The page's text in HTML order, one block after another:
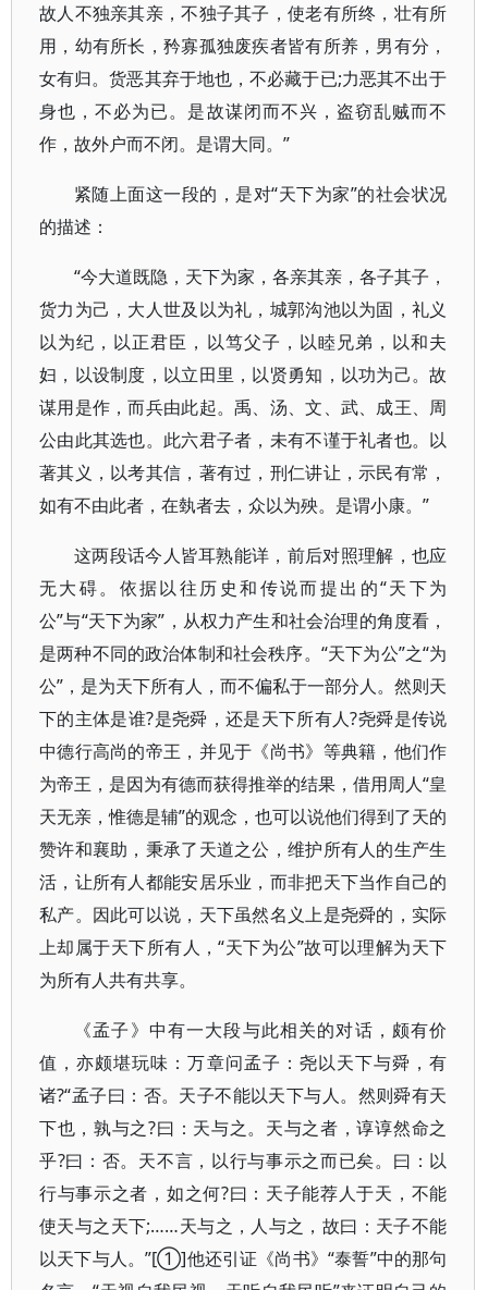
故人不独亲其亲，不独子其子，使老有所终，壮有所
用，幼有所长，矜寡孤独废疾者皆有所养，男有分，
女有归。货恶其弃于地也，不必藏于已;力恶其不出于
身也，不必为已。是故谋闭而不兴，盗窃乱贼而不
作，故外户而不闭。是谓大同。”
紧随上面这一段的，是对“天下为家”的社会状况
的描述：
“今大道既隐，天下为家，各亲其亲，各子其子，
货力为己，大人世及以为礼，城郭沟池以为固，礼义
以为纪，以正君臣，以笃父子，以睦兄弟，以和夫
妇，以设制度，以立田里，以贤勇知，以功为己。故
谋用是作，而兵由此起。禹、汤、文、武、成王、周
公由此其选也。此六君子者，未有不谨于礼者也。以
著其义，以考其信，著有过，刑仁讲让，示民有常，
如有不由此者，在埶者去，众以为殃。是谓小康。”
这两段话今人皆耳熟能详，前后对照理解，也应
无大碍。依据以往历史和传说而提出的“天下为
公”与“天下为家”，从权力产生和社会治理的角度看，
是两种不同的政治体制和社会秩序。“天下为公”之“为
公”，是为天下所有人，而不偏私于一部分人。然则天
下的主体是谁?是尧舜，还是天下所有人?尧舜是传说
中德行高尚的帝王，并见于《尚书》等典籍，他们作
为帝王，是因为有德而获得推举的结果，借用周人“皇
天无亲，惟德是辅”的观念，也可以说他们得到了天的
赞许和襄助，秉承了天道之公，维护所有人的生产生
活，让所有人都能安居乐业，而非把天下当作自己的
私产。因此可以说，天下虽然名义上是尧舜的，实际
上却属于天下所有人，“天下为公”故可以理解为天下
为所有人共有共享。
《孟子》中有一大段与此相关的对话，颇有价
值，亦颇堪玩味：万章问孟子：尧以天下与舜，有
诸?“孟子曰：否。天子不能以天下与人。然则舜有天
下也，孰与之?曰：天与之。天与之者，谆谆然命之
乎?曰：否。天不言，以行与事示之而已矣。曰：以
行与事示之者，如之何?曰：天子能荐人于天，不能
使天与之天下;……天与之，人与之，故曰：天子不能
以天下与人。”[①]他还引证《尚书》“泰誓”中的那句